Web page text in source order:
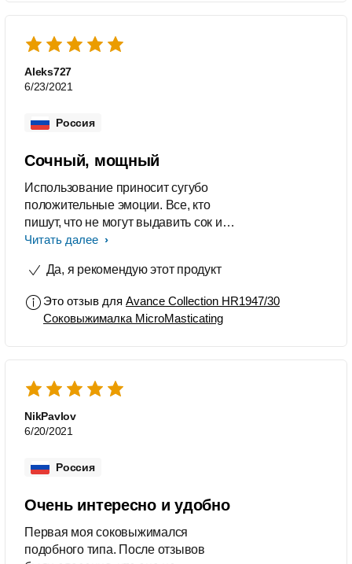
Aleks727
6/23/2021
Россия
Сочный, мощный
Использование приносит сугубо
положительные эмоции. Все, кто
пишут, что не могут выдавить сок из
банана - очнитесь! Конечно! Нужно
фруктами и поставить фильтр на
это на любителя)) Пользовалась и
цитрус прессом и центробежной
справляется со всеми задачами. Вся
семья полна витаминов и улыбок от
вкусного сочка)
Читать далее
Да, я рекомендую этот продукт
Это отзыв для Avance Collection HR1947/30
Соковыжималка MicroMasticating
NikPavlov
6/20/2021
Россия
Очень интересно и удобно
Первая моя соковыжимался
подобного типа. После отзывов